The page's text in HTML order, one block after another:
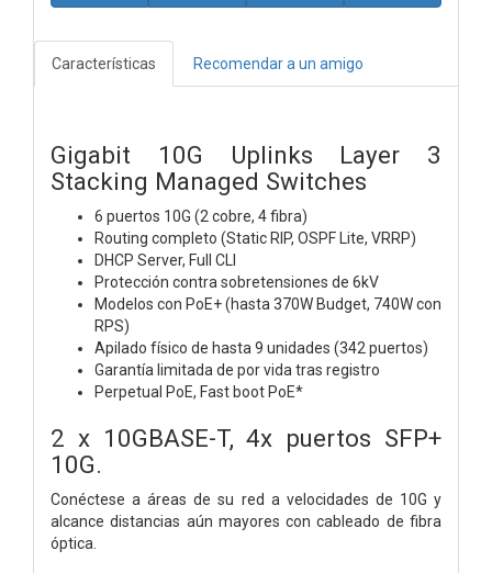
Características Recomendar a un amigo
Gigabit 10G Uplinks Layer 3
Stacking Managed Switches
6 puertos 10G (2 cobre, 4 fibra)
Routing completo (Static RIP, OSPF Lite, VRRP)
DHCP Server, Full CLI
Protección contra sobretensiones de 6kV
Modelos con PoE+ (hasta 370W Budget, 740W con
RPS)
Apilado físico de hasta 9 unidades (342 puertos)
Garantía limitada de por vida tras registro
Perpetual PoE, Fast boot PoE*
2 x 10GBASE-T, 4x puertos SFP+
10G.
Conéctese a áreas de su red a velocidades de 10G y
alcance distancias aún mayores con cableado de fibra
óptica.